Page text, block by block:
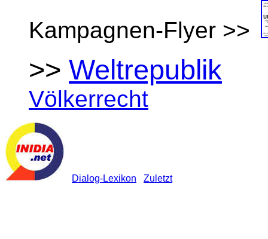
Kampagnen-Flyer >>
>> Weltrepublik
Völkerrecht
Dialog-Lexikon Zuletzt